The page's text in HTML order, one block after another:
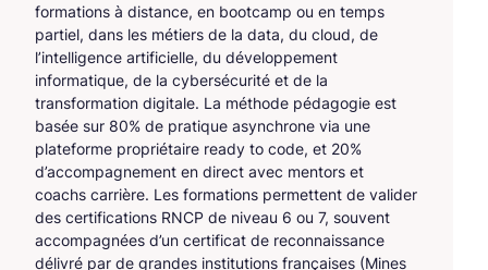
formations à distance, en bootcamp ou en temps
partiel, dans les métiers de la data, du cloud, de
l’intelligence artificielle, du développement
informatique, de la cybersécurité et de la
transformation digitale. La méthode pédagogie est
basée sur 80% de pratique asynchrone via une
plateforme propriétaire ready to code, et 20%
d’accompagnement en direct avec mentors et
coachs carrière. Les formations permettent de valider
des certifications RNCP de niveau 6 ou 7, souvent
accompagnées d’un certificat de reconnaissance
délivré par de grandes institutions françaises (Mines